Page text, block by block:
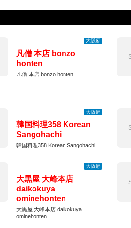
大阪府
凡僧 本店 bonzo
honten
凡僧 本店 bonzo honten
大阪府
韓国料理358 Korean
Sangohachi
韓国料理358 Korean Sangohachi
大阪府
大黒屋 大峰本店
daikokuya
ominehonten
大黒屋 大峰本店 daikokuya
ominehonten